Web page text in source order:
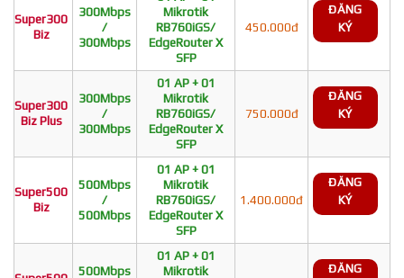
Super300
Biz
300Mbps
/
300Mbps
Mikrotik
RB760iGS/
EdgeRouter X
SFP
450.000đ
ĐĂNG
KÝ
Super300
Biz Plus
300Mbps
/
300Mbps
01 AP + 01
Mikrotik
RB760iGS/
EdgeRouter X
SFP
750.000đ
ĐĂNG
KÝ
Super500
Biz
500Mbps
/
500Mbps
01 AP + 01
Mikrotik
RB760iGS/
EdgeRouter X
SFP
1.400.000đ
ĐĂNG
KÝ
500Mbps
01 AP + 01
Mikrotik
ĐĂNG